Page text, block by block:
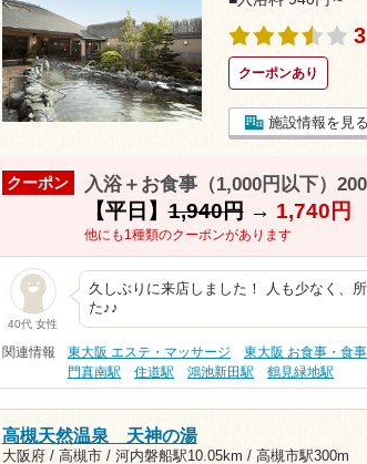
クーポンあり
施設情報を見る
クーポン 入浴＋お食事（1,000円以下）
【平日】1,940円→ 1,740円
他にも1種類のクーポンがあります
40代 女性
久しぶりに来店しました！ 人も少なく、
た♪♪
関連情報 東大阪 エステ・マッサージ 東大阪 お食事・食
門真南駅
住道駅 鴻池新田駅 鶴見緑地駅
高槻天然温泉 天神の湯
大阪府 / 高槻市 / 河内磐船駅10.05km / 高槻市駅300m